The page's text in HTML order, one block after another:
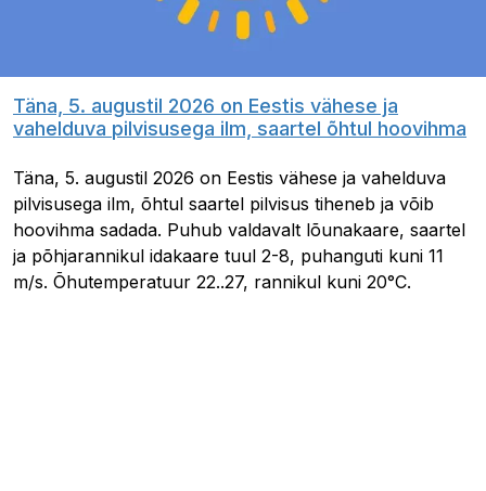
Täna, 5. augustil 2026 on Eestis vähese ja
vahelduva pilvisusega ilm, saartel õhtul hoovihma
Täna, 5. augustil 2026 on Eestis vähese ja vahelduva
pilvisusega ilm, õhtul saartel pilvisus tiheneb ja võib
hoovihma sadada. Puhub valdavalt lõunakaare, saartel
ja põhjarannikul idakaare tuul 2-8, puhanguti kuni 11
m/s. Õhutemperatuur 22..27, rannikul kuni 20°C.